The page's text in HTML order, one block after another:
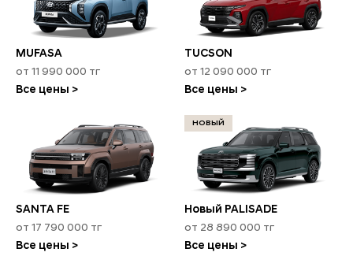
MUFASA
от 11 990 000 тг
Все цены >
TUCSON
от 12 090 000 тг
Все цены >
SANTA FE
от 17 790 000 тг
Все цены >
Новый PALISADE
НОВЫЙ
от 28 890 000 тг
Все цены >